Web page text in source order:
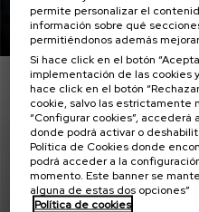
Actualidad
30 JUN 2026
permite personalizar el
información sobre qué
permitiéndonos además
Si hace click en el botón
implementación de las cookies
hace click en el botón
cookie, salvo las estrictamente
“Configurar cookies”,
donde podrá activar o
Política de Cookies donde
podrá acceder a la
momento. Este banner se
alguna de estas dos opciones”
Política de cookies